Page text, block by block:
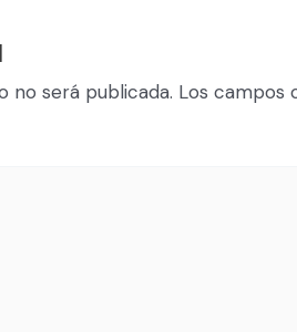
no será publicada. Los campos